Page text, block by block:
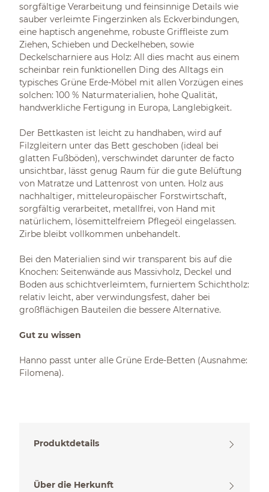
sorgfältige Verarbeitung und feinsinnige Details wie
sauber verleimte Fingerzinken als Eckverbindungen,
eine haptisch angenehme, robuste Griffleiste zum
Ziehen, Schieben und Deckelheben, sowie
Deckelscharniere aus Holz: All dies macht aus einem
scheinbar rein funktionellen Ding des Alltags ein
typisches Grüne Erde-Möbel mit allen Vorzügen eines
solchen: 100 % Naturmaterialien, hohe Qualität,
handwerkliche Fertigung in Europa, Langlebigkeit.
Der Bettkasten ist leicht zu handhaben, wird auf
Filzgleitern unter das Bett geschoben (ideal bei
glatten Fußböden), verschwindet darunter de facto
unsichtbar, lässt genug Raum für die gute Belüftung
von Matratze und Lattenrost von unten. Holz aus
nachhaltiger, mitteleuropäischer Forstwirtschaft,
sorgfältig verarbeitet, metallfrei, von Hand mit
natürlichem, lösemittelfreiem Pflegeöl eingelassen.
Zirbe bleibt vollkommen unbehandelt.
Bei den Materialien sind wir transparent bis auf die
Knochen: Seitenwände aus Massivholz, Deckel und
Boden aus schichtverleimtem, furniertem Schichtholz:
relativ leicht, aber verwindungsfest, daher bei
großflächigen Bauteilen die bessere Alternative.
Gut zu wissen
Hanno passt unter alle Grüne Erde-Betten (Ausnahme:
Filomena).
Produktdetails
Über die Herkunft